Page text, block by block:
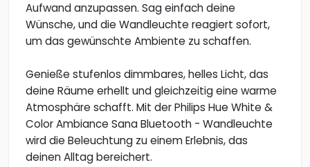
Aufwand anzupassen. Sag einfach deine
Wünsche, und die Wandleuchte reagiert sofort,
um das gewünschte Ambiente zu schaffen.
Genieße stufenlos dimmbares, helles Licht, das
deine Räume erhellt und gleichzeitig eine warme
Atmosphäre schafft. Mit der Philips Hue White &
Color Ambiance Sana Bluetooth - Wandleuchte
wird die Beleuchtung zu einem Erlebnis, das
deinen Alltag bereichert.